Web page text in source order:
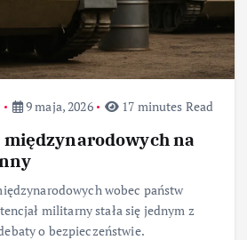
9 maja, 2026 17 minutes Read
międzynarodowych na
wobec państw
militarny stała się jednym z
o bezpieczeństwie.